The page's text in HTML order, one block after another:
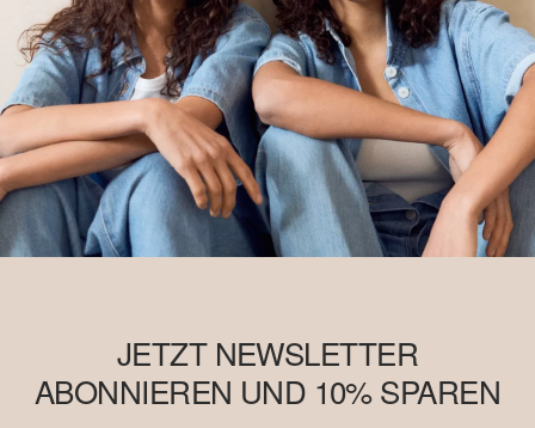
JETZT NEWSLETTER
ABONNIEREN UND 10% SPAREN